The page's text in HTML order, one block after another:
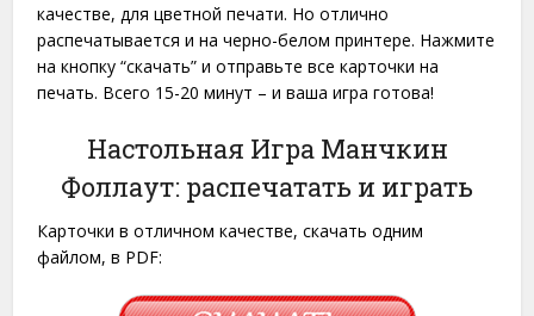
качестве, для цветной печати. Но отлично
распечатывается и на черно-белом принтере. Нажмите
на кнопку “скачать” и отправьте все карточки на
печать. Всего 15-20 минут – и ваша игра готова!
Настольная Игра Манчкин
Фоллаут: распечатать и играть
Карточки в отличном качестве, скачать одним
файлом, в PDF: